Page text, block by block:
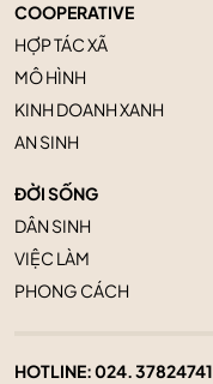
COOPERATIVE
HỢP TÁC XÃ
MÔ HÌNH
KINH DOANH XANH
AN SINH
ĐỜI SỐNG
DÂN SINH
VIỆC LÀM
PHONG CÁCH
HOTLINE:024. 37824741